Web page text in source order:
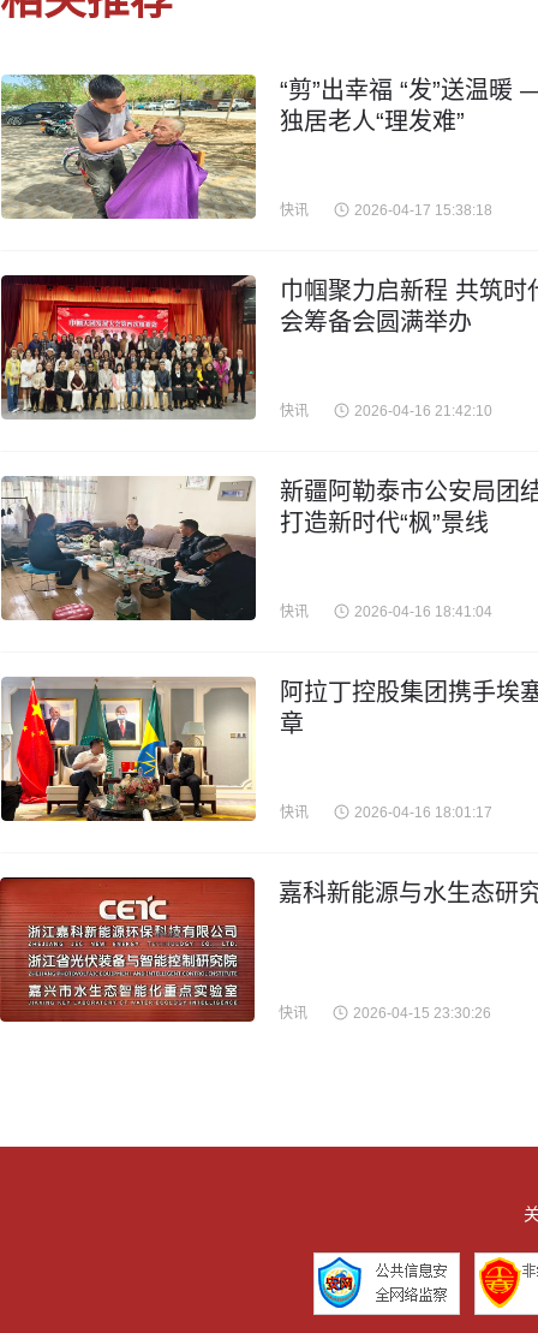
“剪”出幸福 “发”送温
独居老人“理发难”
快讯 2026-04-17 15:38:18
巾帼聚力启新程 共筑
会筹备会圆满举办
快讯 2026-04-16 21:42:10
新疆阿勒泰市公安局团
打造新时代“枫”景线
快讯 2026-04-16 18:41:04
阿拉丁控股集团携手埃
章
快讯 2026-04-16 18:01:17
嘉科新能源与水生态研
快讯 2026-04-15 23:30:26